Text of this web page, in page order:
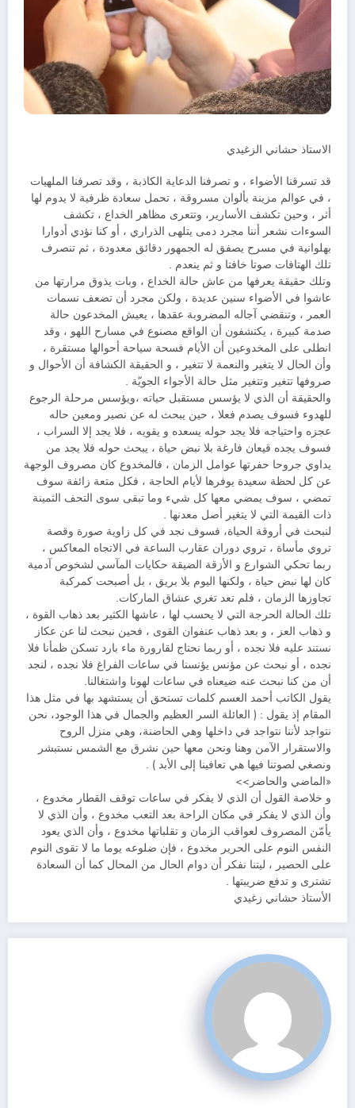
الاستاذ حشاني الزغيدي
قد تسرقنا الأضواء ، و تصرفنا الدعاية الكاذبة ، وقد تصرفنا الملهيات
، في عوالم مزينة بألوان مسروقة ، تحمل سعادة ظرفية لا يدوم لها
أثر ، وحين تكشف الأسارير، وتتعرى مظاهر الخداع ، تكشف
السوءات نشعر أننا مجرد دمى يتلهى الذراري ، أو كنا نؤدي أدوارا
بهلوانية في مسرح يصفق له الجمهور دقائق معدودة ، ثم تنصرف
تلك الهتافات صوتا خافتا و ثم ينعدم .
وتلك حقيقة يعرفها من عاش حالة الخداع ، وبات يذوق مرارتها من
عاشوا في الأضواء سنين عديدة ، ولكن مجرد أن تضعف نسمات
العمر ، وتنقضي آجاله المضروبة عقدها ، يعيش المخدعون حالة
صدمة كبيرة ، يكتشفون أن الواقع مصنوع في مسارح اللهو ، وقد
انطلى على المخدوعين أن الأيام فسحة سياحة أحوالها مستقرة ،
وأن الحال لا يتغير والنعمة لا تتغير ، و الحقيقة الكشافة أن الأحوال و
صروفها تتغير وتتغير مثل حالة الأجواء الجويّة .
والحقيقة أن الذي لا يؤسس مستقبل حياته ،ويؤسس مرحلة الرجوع
للهدوء فسوف يصدم فعلا ، حين يبحث له عن نصير ومعين حاله
عجزه واحتياجه فلا يجد حوله يسعده و يقويه ، فلا يجد إلا السراب ،
فسوف يجده قيعان فارغة بلا نبض حياة ، يبحث حوله فلا يجد من
يداوي جروحا حفرتها عوامل الزمان ، فالمخدوع كان مصروف الوجهة
عن كل لحظة سعيدة يوفرها لأيام الحاجة ، فكل متعة زائفة سوف
تمضي ، سوف يمضي معها كل شيء وما تبقى سوى التحف الثمينة
ذات القيمة التي لا يتغير أصل معدنها .
لنبحث في أروقة الحياة، فسوف نجد في كل زاوية صورة وقصة
تروي مأساة ، تروي دوران عقارب الساعة في الاتجاه المعاكس ،
ربما تحكي الشوارع و الأزقة الضيقة حكايات المآسي لشخوص آدمية
كان لها نبض حياة ، ولكنها اليوم بلا بريق ، بل أصبحت كمركبة
تجاوزها الزمان ، فلم تعد تغري عشاق الماركات.
تلك الحالة الحرجة التي لا يحسب لها ، عاشها الكثير بعد ذهاب القوة ،
و ذهاب العز ، و بعد ذهاب عنفوان القوى ، فحين نبحث لنا عن عكاز
نستند عليه فلا نجده ، أو ربما نحتاج لقارورة ماء بارد تسكن ظمأنا فلا
نجده ، أو نبحث عن مؤنس يؤنسنا في ساعات الفراغ فلا نجده ، لنجد
أن من كنا نبحث عنه ضيعناه في ساعات لهونا واشتغالنا.
يقول الكاتب أحمد العسم كلمات تستحق أن يستشهد بها في مثل هذا
المقام إذ يقول : ( العائلة السر العظيم والجمال في هذا الوجود، نحن
نتواجد لأننا نتواجد في داخلها وهي الحاضنة، وهي منزل الروح
والاستقرار الآمن وهنا ونحن معها حين نشرق مع الشمس نستبشر
ونصغي لصوتنا فيها هي تعافينا إلى الأبد ) .
«الماضي والحاضر>>
و خلاصة القول أن الذي لا يفكر في ساعات توقف القطار مخدوع ،
وأن الذي لا يفكر في مكان الراحة بعد التعب مخدوع ، وأن الذي لا
يأمّن المصروف لعواقب الزمان و تقلباتها مخدوع ، وأن الذي يعود
النفس النوم على الحرير مخدوع ، فإن ضلوعه يوما ما لا تقوى النوم
على الحصير ، ليتنا نفكر أن دوام الحال من المحال كما أن السعادة
تشترى و تدفع ضريبتها .
الأستاذ حشاني زغيدي